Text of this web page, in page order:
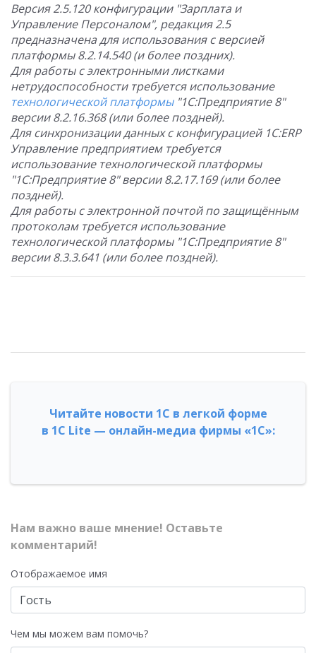
Версия 2.5.120 конфигурации "Зарплата и
Управление Персоналом", редакция 2.5
предназначена для использования с версией
платформы 8.2.14.540 (и более поздних).
Для работы с электронными листками
нетрудоспособности требуется использование
технологической платформы"1С:Предприятие 8"
версии 8.2.16.368 (или более поздней).
Для синхронизации данных с конфигурацией 1С:ERP
Управление предприятием требуется
использование технологической платформы
"1С:Предприятие 8" версии 8.2.17.169 (или более
поздней).
Для работы с электронной почтой по защищённым
протоколам требуется использование
технологической платформы "1С:Предприятие 8"
версии 8.3.3.641 (или более поздней).
Читайте новости 1С в легкой форме
в 1С Lite — онлайн-медиа фирмы «1С»:
Нам важно ваше мнение! Оставьте
комментарий!
Отображаемое имя
Чем мы можем вам помочь?